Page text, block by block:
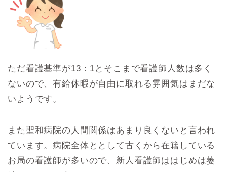
ただ看護基準が13：1とそこまで看護師人数は多く
ないので、有給休暇が自由に取れる雰囲気はまだな
いようです。
また聖和病院の人間関係はあまり良くないと言われ
ています。病院全体ととして古くから在籍している
お局の看護師が多いので、新人看護師ははじめは萎